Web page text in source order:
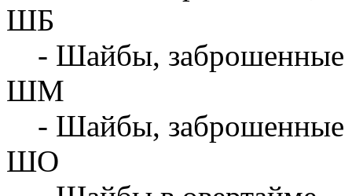
ШБ
- Шайбы, заброшенные
ШМ
- Шайбы, заброшенные
ШО